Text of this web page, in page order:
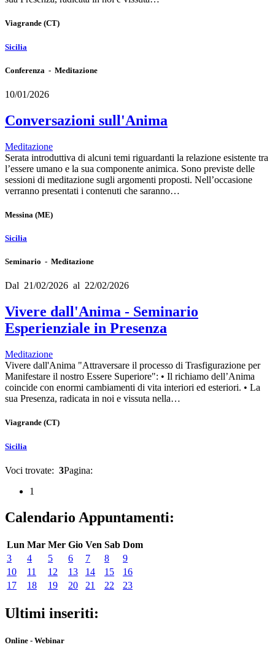
Viagrande (CT)
Sicilia
Conferenza - Meditazione
10/01/2026
Conversazioni sull'Anima
Meditazione
Serata introduttiva di alcuni temi riguardanti la relazione esistente tra
l’essere umano e la sua componente animica. Sono previste delle
sessioni di meditazione sugli argomenti proposti. Nell’occasione
verranno presentati i contenuti che saranno…
Messina (ME)
Sicilia
Seminario - Meditazione
Dal 21/02/2026 al 22/02/2026
Vivere dall'Anima - Seminario
Esperienziale in Presenza
Meditazione
Vivere dall'Anima "Attraversare il processo di Trasfigurazione per
Manifestare il nostro Essere Superiore": • Il richiamo dell’Anima
coincide con enormi cambiamenti di vita interiori ed esteriori. • La
sua Presenza, radicata in noi e vissuta nella…
Viagrande (CT)
Sicilia
Voci trovate: 3Pagina:
1
Calendario Appuntamenti:
Lun Mar Mer Gio Ven Sab Dom
3
4 5 6 7 8
9
10
11 12 13 14 15
16
17
18 19 20 21 22 23
Ultimi inseriti:
Online - Webinar